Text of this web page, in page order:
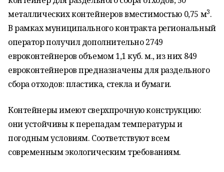
металлических контейнеров вместимостью 0,75 м3.
В рамках муниципального контракта региональный
оператор получил дополнительно 2749
евроконтейнеров объемом 1,1 куб. м., из них 849
евроконтейнеров предназначены для раздельного
сбора отходов: пластика, стекла и бумаги.
Контейнеры имеют сверхпрочную конструкцию:
они устойчивы к перепадам температуры и
погодным условиям. Соответствуют всем
современным экологическим требованиям.